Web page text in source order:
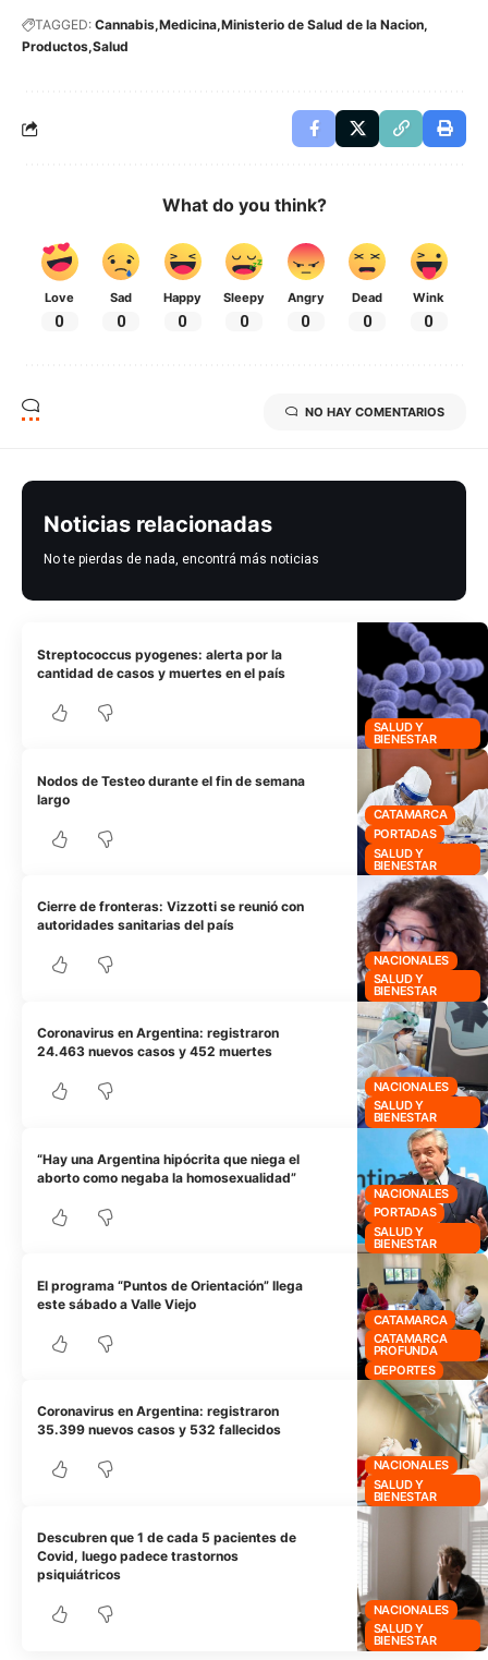
TAGGED: Cannabis Medicina Ministerio de Salud de la Nacion
Productos Salud
What do you think?
Love
0
Sad
0
Happy
0
Sleepy
0
Angry
0
Dead
0
Wink
0
NO HAY COMENTARIOS
Noticias relacionadas
No te pierdas de nada, encontrá más noticias
SALUD Y
BIENESTAR
Streptococcus pyogenes: alerta por la
cantidad de casos y muertes en el país
CATAMARCA
PORTADAS
SALUD Y
BIENESTAR
Nodos de Testeo durante el fin de semana
largo
NACIONALES
SALUD Y
BIENESTAR
Cierre de fronteras: Vizzotti se reunió con
autoridades sanitarias del país
NACIONALES
SALUD Y
BIENESTAR
Coronavirus en Argentina: registraron
24.463 nuevos casos y 452 muertes
NACIONALES
PORTADAS
SALUD Y
BIENESTAR
“Hay una Argentina hipócrita que niega el
aborto como negaba la homosexualidad”
CATAMARCA
CATAMARCA
PROFUNDA
DEPORTES
El programa “Puntos de Orientación” llega
este sábado a Valle Viejo
NACIONALES
SALUD Y
BIENESTAR
Coronavirus en Argentina: registraron
35.399 nuevos casos y 532 fallecidos
NACIONALES
SALUD Y
BIENESTAR
Descubren que 1 de cada 5 pacientes de
Covid, luego padece trastornos
psiquiátricos